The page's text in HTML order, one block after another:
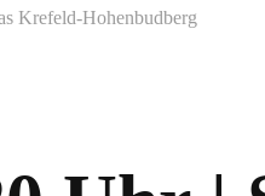
Krefeld-Hohenbudberg